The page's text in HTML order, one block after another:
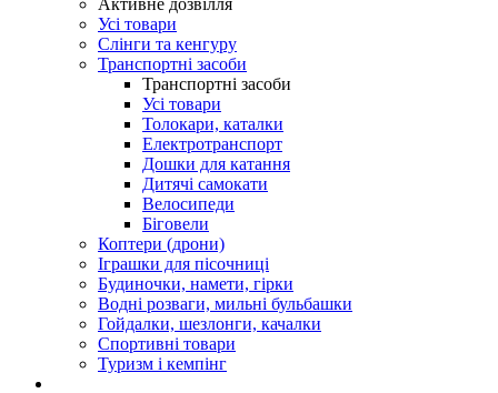
Активне дозвілля
Усі товари
Слінги та кенгуру
Транспортні засоби
Транспортні засоби
Усі товари
Толокари, каталки
Електротранспорт
Дошки для катання
Дитячі самокати
Велосипеди
Біговели
Коптери (дрони)
Іграшки для пісочниці
Будиночки, намети, гірки
Водні розваги, мильні бульбашки
Гойдалки, шезлонги, качалки
Спортивні товари
Туризм і кемпінг